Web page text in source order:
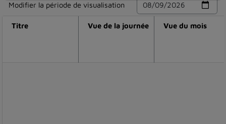
Modifier la période de visualisation
Titre Vue de la journée Vue du mois